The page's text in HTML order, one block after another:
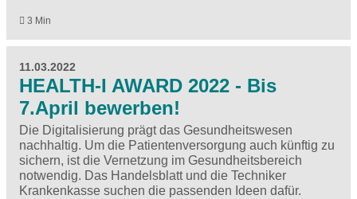
3 Min
11.03.2022
HEALTH-I AWARD 2022 - Bis
7.April bewerben!
Die Digitalisierung prägt das Gesundheitswesen
nachhaltig. Um die Patientenversorgung auch künftig zu
sichern, ist die Vernetzung im Gesundheitsbereich
notwendig. Das Handelsblatt und die Techniker
Krankenkasse suchen die passenden Ideen dafür.